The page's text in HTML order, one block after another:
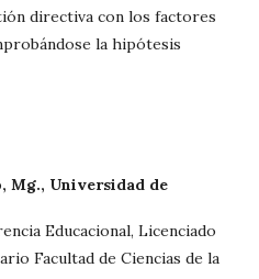
directiva con los factores
la hipótesis
Mg., Universidad de
Educacional, Licenciado
Facultad de Ciencias de la